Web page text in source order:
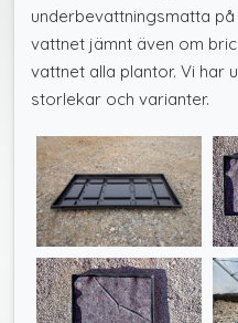
underbevattningsmatta
vattnet jämnt även om
vattnet alla plantor. Vi har
storlekar och varianter.